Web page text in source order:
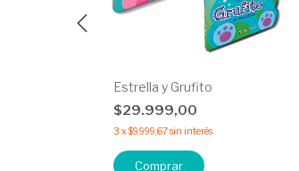
Estrella y Grufito
$29.999,00
3 x$9.999,67sin interés
Comprar